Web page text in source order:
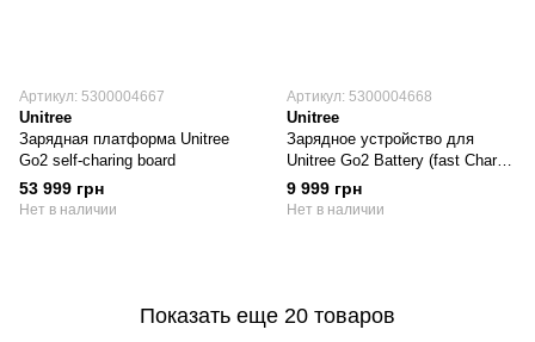
Артикул: 5300004667
Unitree
Зарядная платформа Unitree
Go2 self-charing board
53 999 грн
Нет в наличии
Артикул: 5300004668
Unitree
Зарядное устройство для
Unitree Go2 Battery (fast Charge
version)
9 999 грн
Нет в наличии
Показать еще 20 товаров